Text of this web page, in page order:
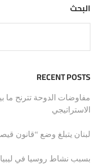
البحث
RECENT POSTS
مفاوضات الدوحة تترنح ما
الاستراتيجي
لبنان يتبلغ وضع “قانون
بسبب نشاط روسيا في